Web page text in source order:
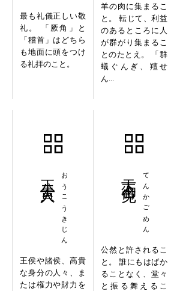
最も礼儀正しい敬
礼。 「厥角」と
「稽首」はどちら
も地面に頭をつけ
る礼拝のこと。
羊の肉に集まるこ
と。 転じて、利益
のあるところに人
が群がり集まるこ
とのたとえ。 「群
蟻ぐんぎ、羶せ
ん...
おうこうきじん
王侯や諸侯、高貴
な身分の人々、ま
たは権力や財力を
てんかごめん
公然と許されるこ
と。 誰にもはばか
ることなく、堂々
と振る舞えるこ